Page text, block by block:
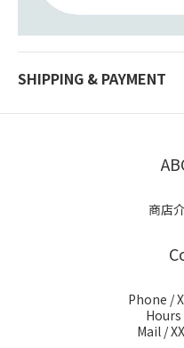
SHIPPING & PAYMENT
商店
Phone /
Hours
Mail /